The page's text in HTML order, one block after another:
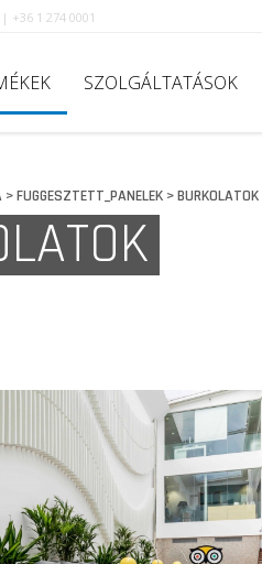
1 274 0001
SZOLGÁLTATÁSOK
>FUGGESZTETT_PANELEK>BURKOLATOK